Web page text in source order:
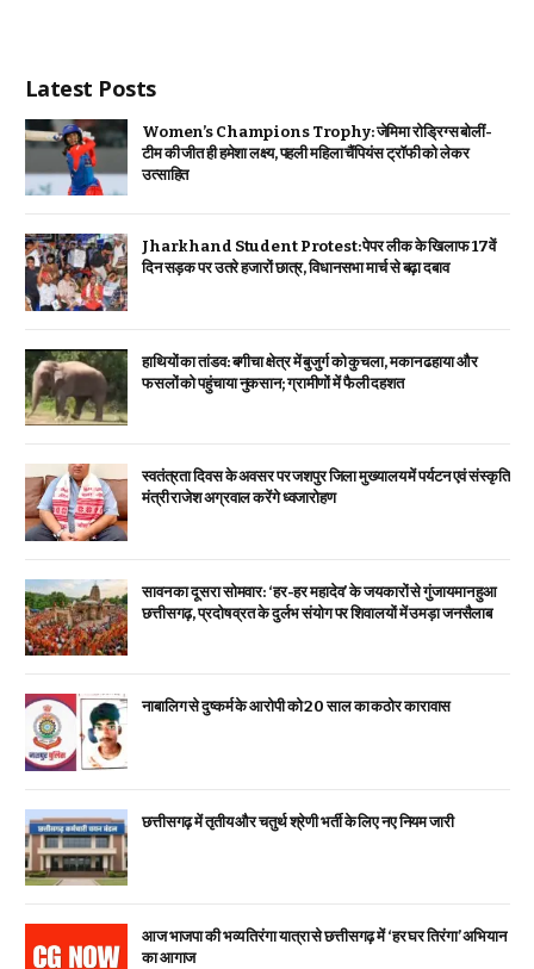
Latest Posts
Women’s Champions Trophy: जेमिमा रोड्रिग्स बोलीं-
टीम की जीत ही हमेशा लक्ष्य, पहली महिला चैंपियंस ट्रॉफी को लेकर
उत्साहित
Jharkhand Student Protest: पेपर लीक के खिलाफ 17वें
दिन सड़क पर उतरे हजारों छात्र, विधानसभा मार्च से बढ़ा दबाव
हाथियों का तांडव: बगीचा क्षेत्र में बुजुर्ग को कुचला, मकान ढहाया और
फसलों को पहुंचाया नुकसान; ग्रामीणों में फैली दहशत
स्वतंत्रता दिवस के अवसर पर जशपुर जिला मुख्यालय में पर्यटन एवं संस्कृति
मंत्री राजेश अग्रवाल करेंगे ध्वजारोहण
सावन का दूसरा सोमवार: ‘हर-हर महादेव’ के जयकारों से गुंजायमान हुआ
छत्तीसगढ़, प्रदोष व्रत के दुर्लभ संयोग पर शिवालयों में उमड़ा जनसैलाब
नाबालिग से दुष्कर्म के आरोपी को 20 साल का कठोर कारावास
छत्तीसगढ़ में तृतीय और चतुर्थ श्रेणी भर्ती के लिए नए नियम जारी
आज भाजपा की भव्य तिरंगा यात्रा से छत्तीसगढ़ में ‘हर घर तिरंगा’ अभियान
का आगाज